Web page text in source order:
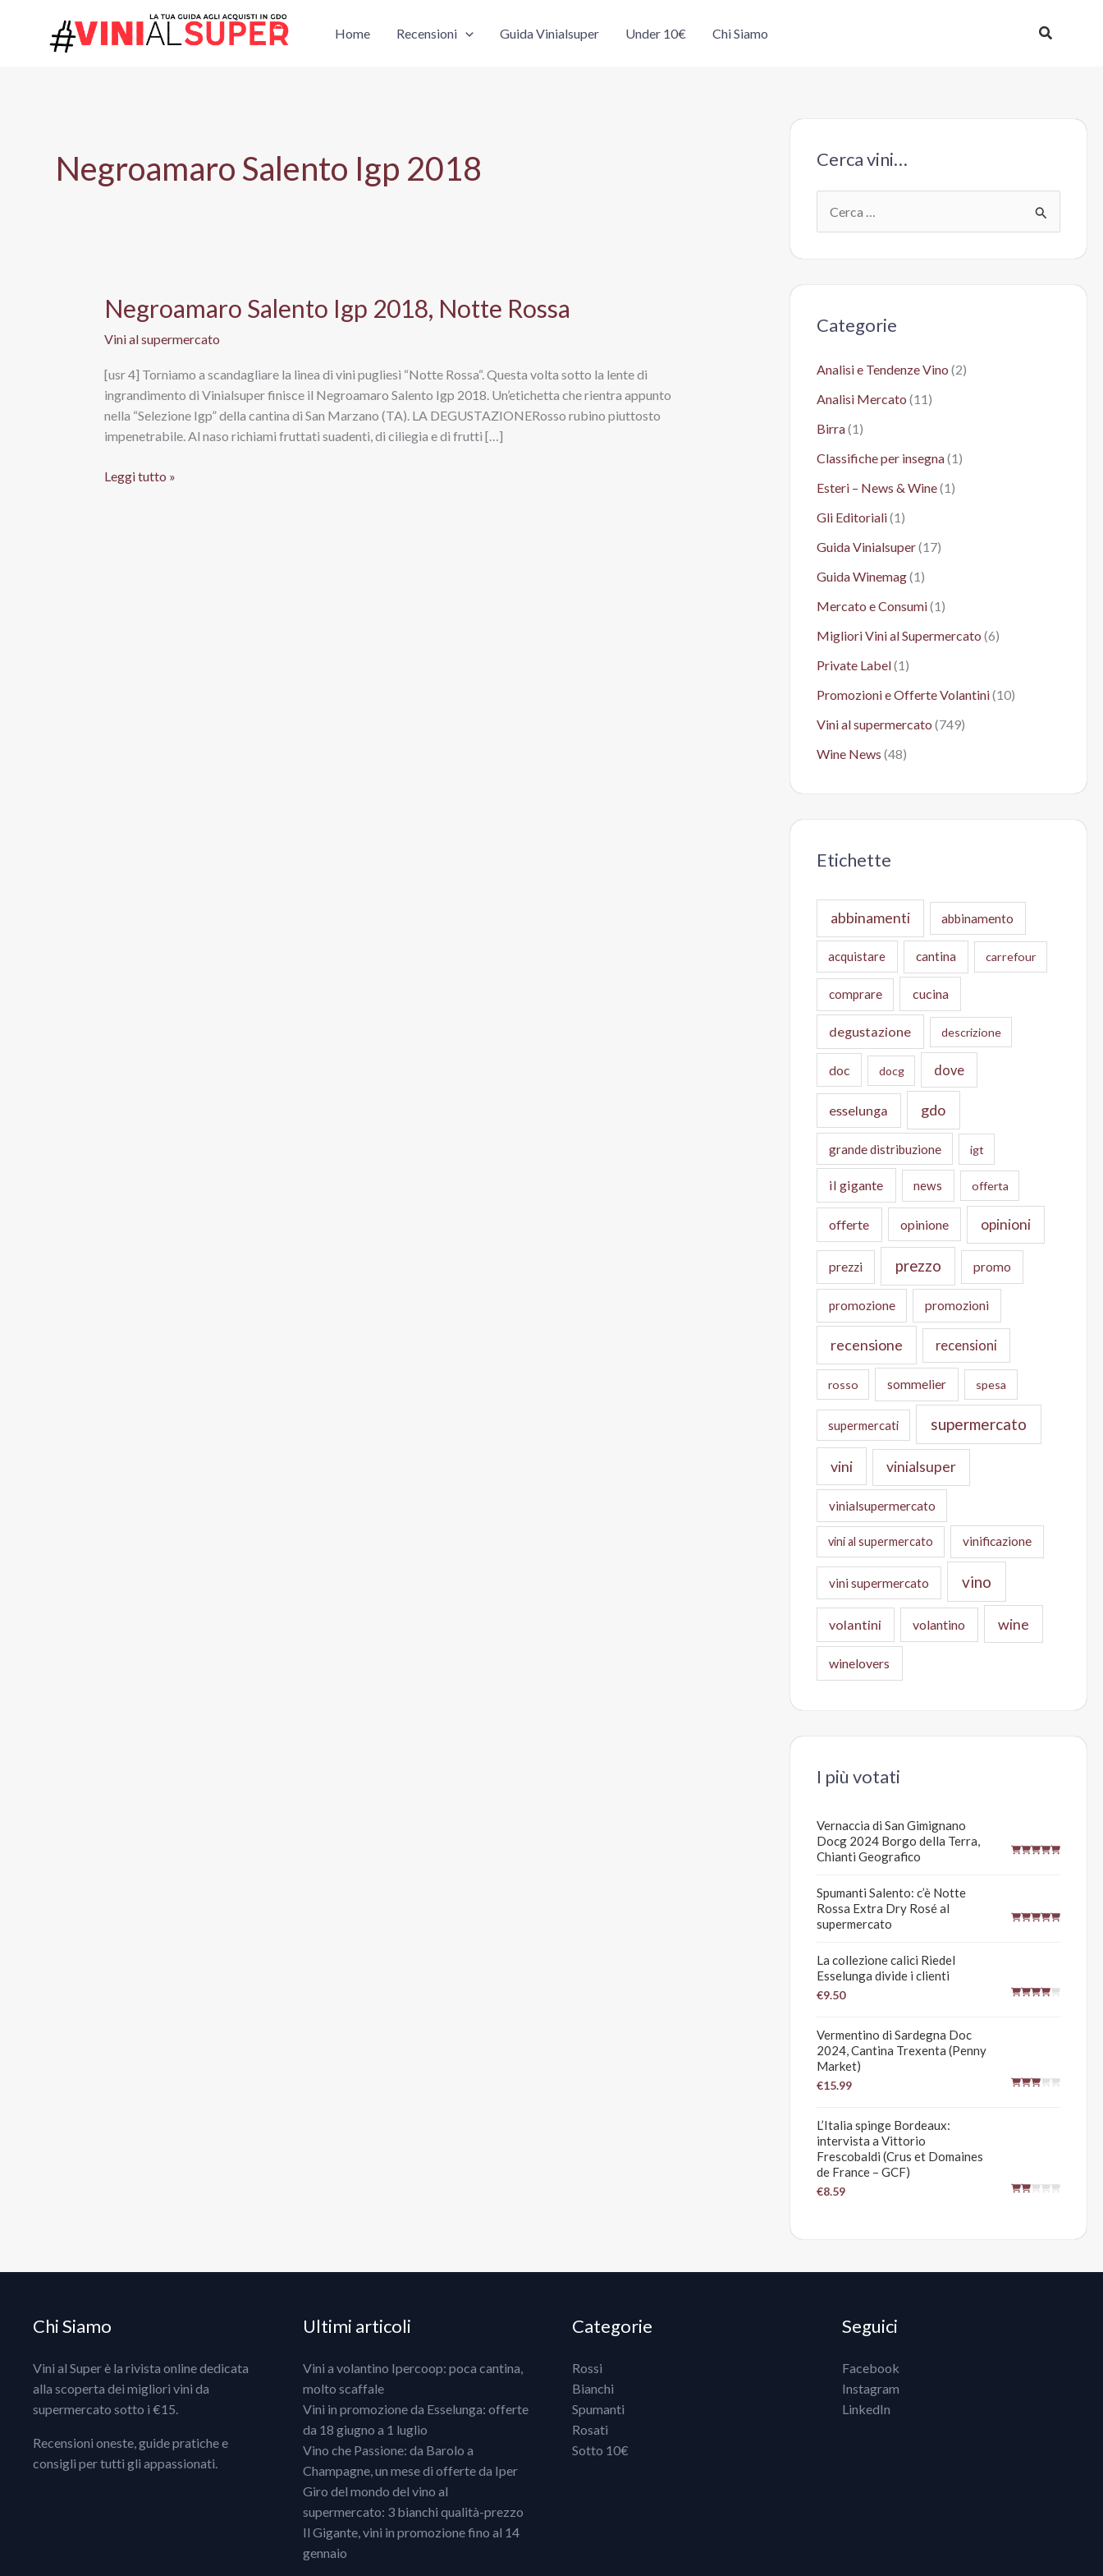
contenuto
Home Recensioni Guida Vinialsuper Under 10€ Chi Siamo Cerca
Negroamaro Salento Igp 2018
Negroamaro Salento Igp 2018, Notte Rossa
Vini al supermercato
[usr 4] Torniamo a scandagliare la linea di vini pugliesi “Notte Rossa“. Questa volta sotto la lente di
ingrandimento di Vinialsuper finisce il Negroamaro Salento Igp 2018. Un’etichetta che rientra appunto
nella “Selezione Igp” della cantina di San Marzano (TA). LA DEGUSTAZIONERosso rubino piuttosto
impenetrabile. Al naso richiami fruttati suadenti, di ciliegia e di frutti […]
Negroamaro
Leggi tutto »
Cerca vini…
e
:Categorie
Analisi e Tendenze Vino (2)
Analisi Mercato (11)
Birra(1)
Classifiche per insegna(1)
Esteri – News & Wine(1)
Gli Editoriali(1)
Guida Vinialsuper(17)
Guida Winemag(1)
Mercato e Consumi(1)
Migliori Vini al Supermercato (6)
Private Label(1)
Promozioni e Offerte Volantini(10)
Vini al supermercato (749)
Wine News (48)
Etichette
abbinamenti abbinamento
acquistare cantina carrefour
comprare cucina
degustazione descrizione
doc docg dove
esselunga gdo
grande distribuzione igt
il gigante news offerta
offerte opinione opinioni
prezzi prezzo promo
promozione promozioni
recensione recensioni
rosso sommelier spesa
supermercati supermercato
vini vinialsuper
vinialsupermercato
vini al supermercato vinificazione
vini supermercato vino
volantini volantino wine
winelovers
I più votati
Vernaccia di San Gimignano
Docg 2024 Borgo della Terra,
Chianti Geografico
Spumanti Salento: c’è Notte
Rossa Extra Dry Rosé al
supermercato
La collezione calici Riedel
Esselunga divide i clienti
€9.50
Vermentino di Sardegna Doc
2024, Cantina Trexenta (Penny
Market)
€15.99
L’Italia spinge Bordeaux:
intervista a Vittorio
Frescobaldi (Crus et Domaines
de France – GCF)
€8.59
Chi Siamo
Vini al Super è la rivista online dedicata
alla scoperta dei migliori vini da
supermercato sotto i €15.
Recensioni oneste, guide pratiche e
consigli per tutti gli appassionati.
Ultimi articoli
Vini a volantino Ipercoop: poca cantina,
molto scaffale
Vini in promozione da Esselunga: offerte
da 18 giugno a 1 luglio
Vino che Passione: da Barolo a
Champagne, un mese di offerte da Iper
Giro del mondo del vino al
supermercato: 3 bianchi qualità-prezzo
Il Gigante, vini in promozione fino al 14
gennaio
Categorie
Rossi
Bianchi
Spumanti
Rosati
Sotto 10€
Seguici
Facebook
Instagram
LinkedIn